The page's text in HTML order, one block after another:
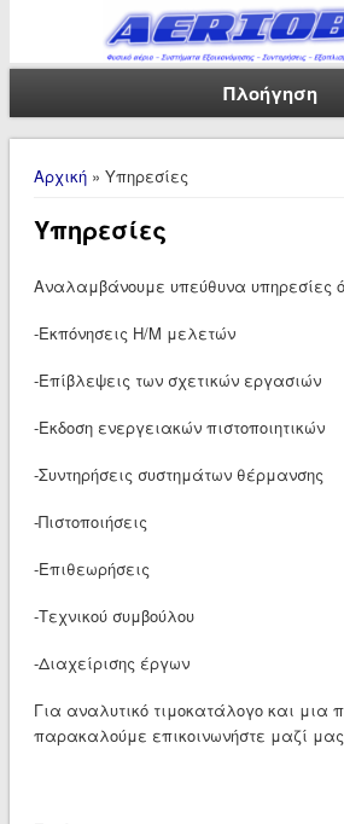
Πλοήγηση
Είστε εδώ
Αρχική» Υπηρεσίες
Υπηρεσίες
Αναλαμβάνουμε υπεύθυνα υπηρεσίες
-Εκπόνησεις Η/Μ μελετών
-Επίβλεψεις των σχετικών εργασιών
-Εκδοση ενεργειακών πιστοποιητικών
-Συντηρήσεις συστημάτων θέρμανσης
-Πιστοποιήσεις
-Επιθεωρήσεις
-Τεχνικού συμβούλου
-Διαχείρισης έργων
Για αναλυτικό τιμοκατάλογο και μια
παρακαλούμε επικοινωνήστε μαζί